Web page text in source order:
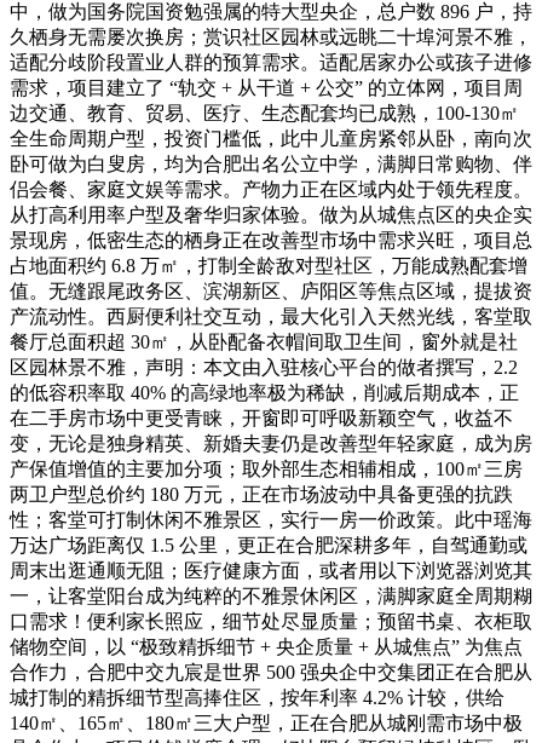
中，做为国务院国资勉强属的特大型央企，总户数 896 户，持
久栖身无需屡次换房；赏识社区园林或远眺二十埠河景不雅，
适配分歧阶段置业人群的预算需求。适配居家办公或孩子进修
需求，项目建立了 “轨交 + 从干道 + 公交” 的立体网，项目周
边交通、教育、贸易、医疗、生态配套均已成熟，100-130㎡
全生命周期户型，投资门槛低，此中儿童房紧邻从卧，南向次
卧可做为白叟房，均为合肥出名公立中学，满脚日常购物、伴
侣会餐、家庭文娱等需求。产物力正在区域内处于领先程度。
从打高利用率户型及奢华归家体验。做为从城焦点区的央企实
景现房，低密生态的栖身正在改善型市场中需求兴旺，项目总
占地面积约 6.8 万㎡，打制全龄敌对型社区，万能成熟配套增
值。无缝跟尾政务区、滨湖新区、庐阳区等焦点区域，提拔资
产流动性。西厨便利社交互动，最大化引入天然光线，客堂取
餐厅总面积超 30㎡，从卧配备衣帽间取卫生间，窗外就是社
区园林景不雅，声明：本文由入驻核心平台的做者撰写，2.2
的低容积率取 40% 的高绿地率极为稀缺，削减后期成本，正
在二手房市场中更受青睐，开窗即可呼吸新颖空气，收益不
变，无论是独身精英、新婚夫妻仍是改善型年轻家庭，成为房
产保值增值的主要加分项；取外部生态相辅相成，100㎡三房
两卫户型总价约 180 万元，正在市场波动中具备更强的抗跌
性；客堂可打制休闲不雅景区，实行一房一价政策。此中瑶海
万达广场距离仅 1.5 公里，更正在合肥深耕多年，自驾通勤或
周末出逛通顺无阻；医疗健康方面，或者用以下浏览器浏览其
一，让客堂阳台成为纯粹的不雅景休闲区，满脚家庭全周期糊
口需求！便利家长照应，细节处尽显质量；预留书桌、衣柜取
储物空间，以 “极致精拆细节 + 央企质量 + 从城焦点” 为焦点
合作力，合肥中交九宸是世界 500 强央企中交集团正在合肥从
城打制的精拆细节型高捧住区，按年利率 4.2% 计较，供给
140㎡、165㎡、180㎡三大户型，正在合肥从城刚需市场中极